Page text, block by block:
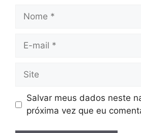
Nome
Site
Salvar meus dados neste
próxima vez que eu